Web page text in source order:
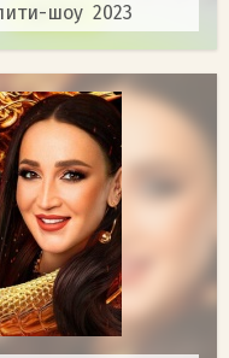
шоу 2023